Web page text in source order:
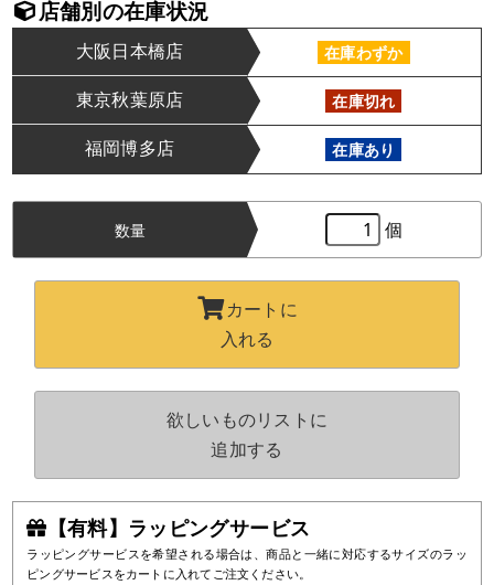
店舗別の在庫状況
大阪日本橋店 在庫わずか
東京秋葉原店 在庫切れ
福岡博多店 在庫あり
【有料】ラッピングサービス
ラッピングサービスを希望される場合は、商品と一緒に対応するサイズのラッ
ピングサービスをカートに入れてご注文ください。
数量 個
カートに
入れる
欲しいものリストに
追加する